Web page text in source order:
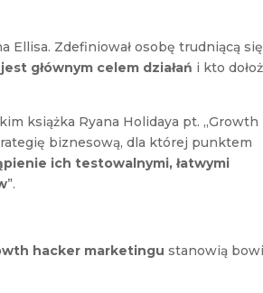
Ellisa. Zdefiniował osobę trudniącą się
głównym celem działań i kto
książka Ryana Holidaya pt. „Growth
biznesową, dla której punktem
ich testowalnymi, łatwymi
”.
hacker marketingu stanowią